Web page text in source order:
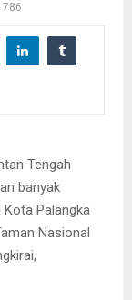
786
Tengah
banyak
Palangka
Nasional